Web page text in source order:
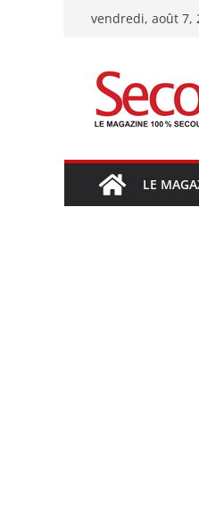
Passervendredi, août 7,
LE